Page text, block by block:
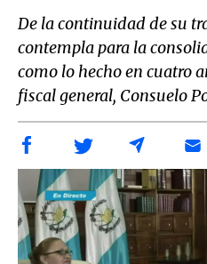
De la continuidad de su
contempla para la
como lo hecho en cuatro
fiscal general, Consuelo